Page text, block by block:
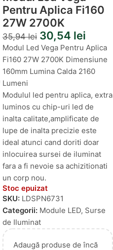
Pentru Aplica Fi160
27W 2700K
35,94lei 30,54 lei
Modul Led Vega Pentru Aplica
Fi160 27W 2700K Dimensiune
160mm Lumina Calda 2160
Lumeni
Modulul led pentru aplica, extra
luminos cu chip-uri led de
inalta calitate,amplificate de
lupe de inalta precizie este
ideal atunci cand doriti doar
inlocuirea sursei de iluminat
fara a fi nevoie sa achizitionati
un corp nou.
Stoc epuizat
SKU: LDSPN6731
Categorii: Module LED, Surse
de Iluminat
Adaugă produse de încă